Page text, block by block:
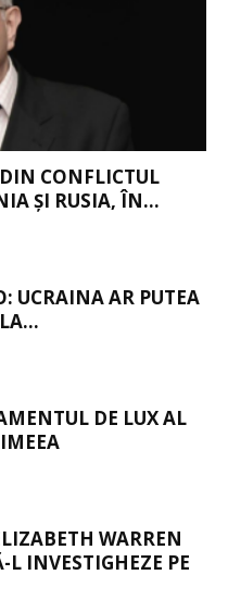
CONFLICTUL
ȘI RUSIA, ÎN...
UCRAINA AR PUTEA
DE LUX AL
WARREN
L INVESTIGHEZE PE